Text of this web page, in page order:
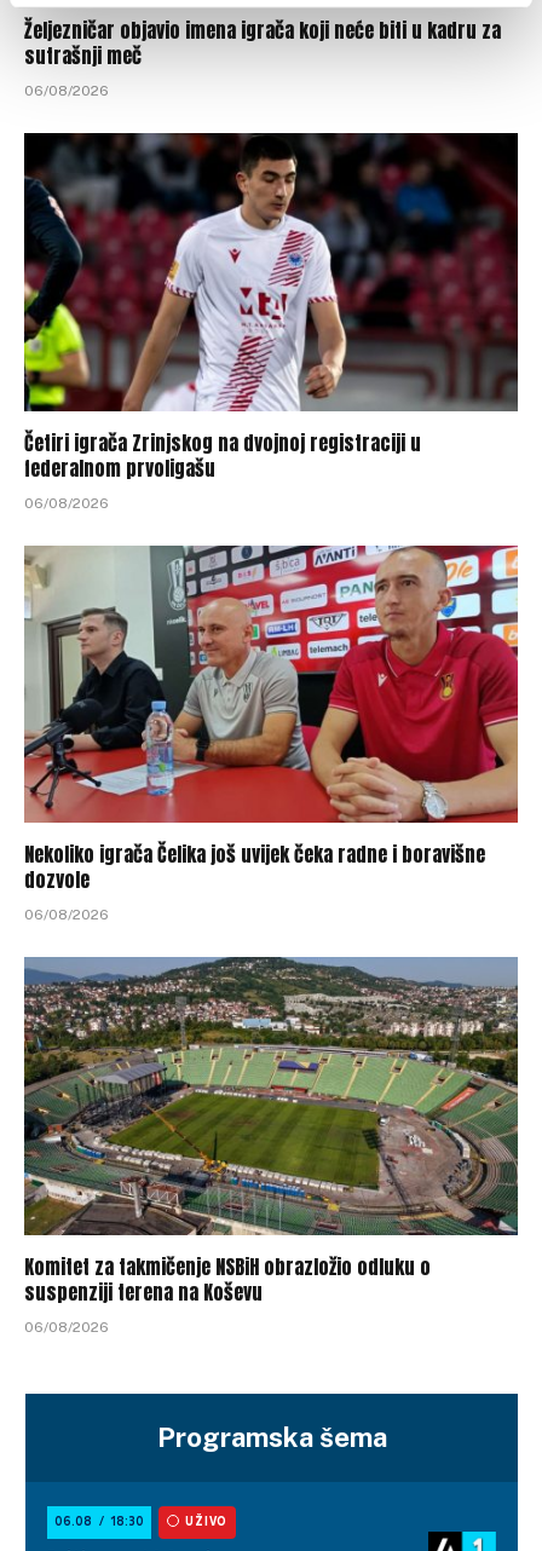
Željezničar objavio imena igrača koji neće biti u kadru za
sutrašnji meč
06/08/2026
Četiri igrača Zrinjskog na dvojnoj registraciji u
federalnom prvoligašu
06/08/2026
Nekoliko igrača Čelika još uvijek čeka radne i boravišne
dozvole
06/08/2026
Komitet za takmičenje NSBiH obrazložio odluku o
suspenziji terena na Koševu
06/08/2026
Programska šema